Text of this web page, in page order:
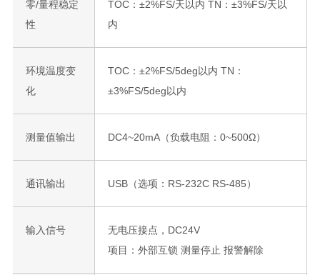
零/量程稳定
性
TOC：±2%FS/天以内 TN：±3%FS/天以
内
环境温度变
化
TOC：±2%FS/5deg以内 TN：
±3%FS/5deg以内
测量值输出 DC4~20mA（负载电阻：0~500Ω）
通讯输出 USB（选项：RS-232C RS-485）
输入信号
无电压接点，DC24V
项目：外部互锁 测量停止 报警解除